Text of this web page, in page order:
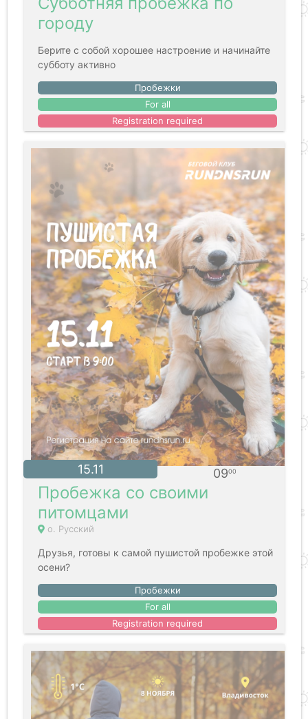
городу
Берите с собой хорошее настроение и начинайте
субботу активно
Пробежки
For all
Registration required
15.11 0900
Пробежка со своими
питомцами
о. Русский
Друзья, готовы к самой пушистой пробежке этой
осени?
Пробежки
For all
Registration required